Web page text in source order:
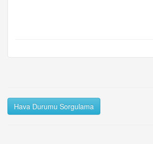
Hava Durumu Sorgulama